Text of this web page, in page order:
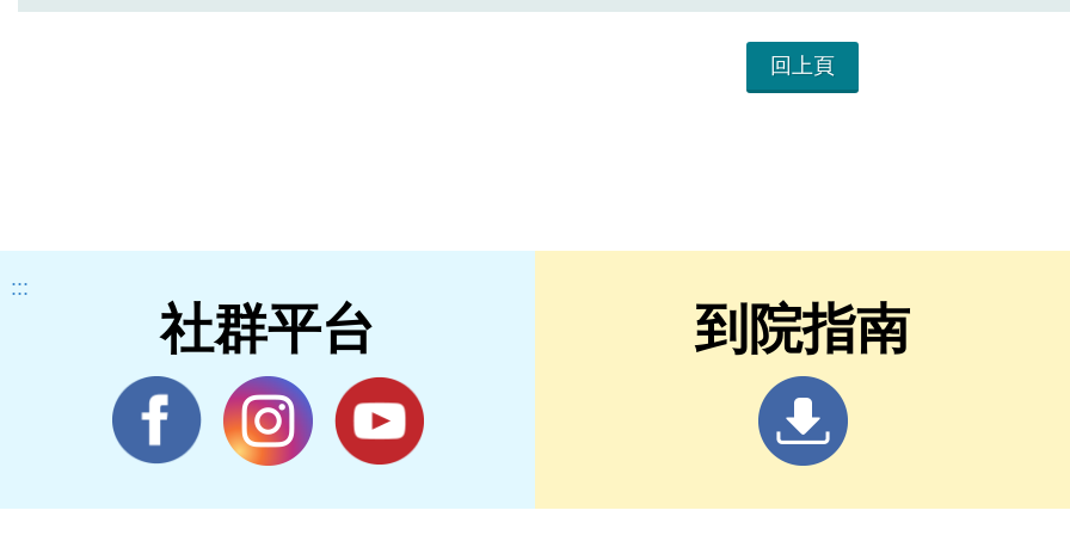
回上頁
:::
社群平台 到院指南